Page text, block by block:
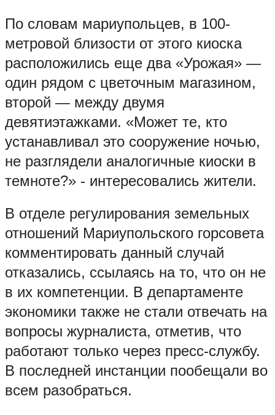
По словам мариупольцев, в 100-
метровой близости от этого киоска
расположились еще два «Урожая» —
один рядом с цветочным магазином,
второй — между двумя
девятиэтажками. «Может те, кто
устанавливал это сооружение ночью,
не разглядели аналогичные киоски в
темноте?» - интересовались жители.
В отделе регулирования земельных
отношений Мариупольского горсовета
комментировать данный случай
отказались, ссылаясь на то, что он не
в их компетенции. В департаменте
экономики также не стали отвечать на
вопросы журналиста, отметив, что
работают только через пресс-службу.
В последней инстанции пообещали во
всем разобраться.